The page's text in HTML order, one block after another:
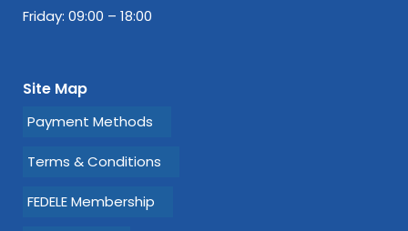
Friday: 09:00 – 18:00
Site Map
Payment Methods
Terms & Conditions
FEDELE Membership